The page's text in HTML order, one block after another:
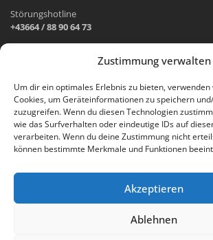
Zustimmung verwalten
Um dir ein optimales Erlebnis zu bieten,
Cookies, um Geräteinformationen zu speichern
zuzugreifen. Wenn du diesen Technologien
wie das Surfverhalten oder eindeutige IDs auf
verarbeiten. Wenn du deine Zustimmung nicht
können bestimmte Merkmale und Funktionen
Akzeptieren
Ablehnen
Störungshotline
+43664 / 88 90 64 73
Wr. Neustädter Straße 1
2733 Grünbach am Schneeberg
Öffnungszeiten Gemeindeamt:
Montag: 8.00 – 12.00 Uhr und 14.00 – 18.00 Uhr
Freitag: 8.00 – 12.00 Uhr
Email: